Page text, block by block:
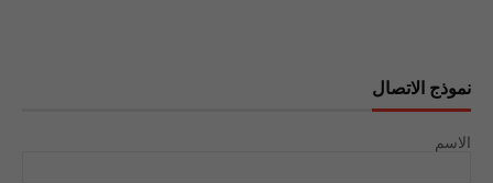
نموذج الاتصال
الاسم